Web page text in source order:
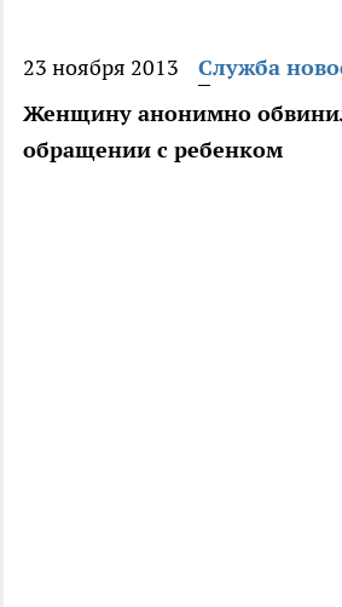
23 ноября 2013
Служба
Женщину анонимно
обращении с ребенком